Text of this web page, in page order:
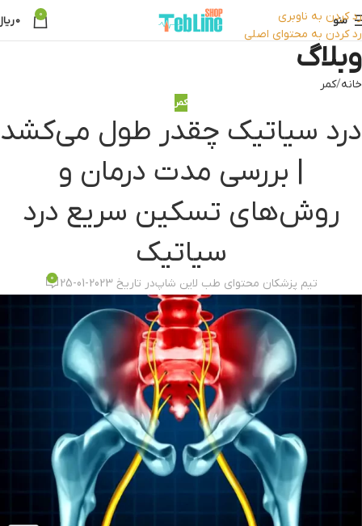
رد کردن به ناوبری
رد کردن به محتوای اصلی
منو 0
0
وبلاگ
خانه کمر
کمر
درد سیاتیک چقدر طول می‌کشد
| بررسی مدت درمان و
روش‌های تسکین سریع درد
سیاتیک
تیم پزشکان محتوای طب لاین شاپدر تاریخ 2023-01-25 0